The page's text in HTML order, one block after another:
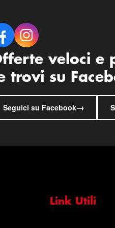
veloci e
trovi su
Seguici su Facebook→
Link Utili